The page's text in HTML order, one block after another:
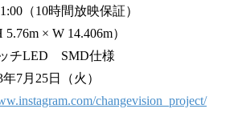
（10時間放映保証）
× W 14.406m）
チLED SMD仕様
7月25日（火）
changevision_project/